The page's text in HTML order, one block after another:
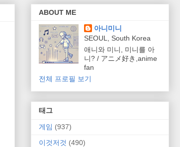
ABOUT ME
아니미니
SEOUL, South Korea
애니와 미니, 미니를 아
니? / アニメ好き,anime
fan
전체 프로필 보기
태그
게임 (937)
이것저것 (490)